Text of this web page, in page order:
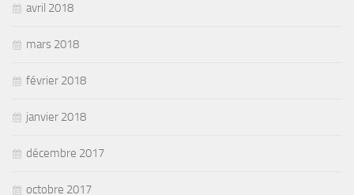
avril 2018
mars 2018
février 2018
janvier 2018
décembre 2017
octobre 2017